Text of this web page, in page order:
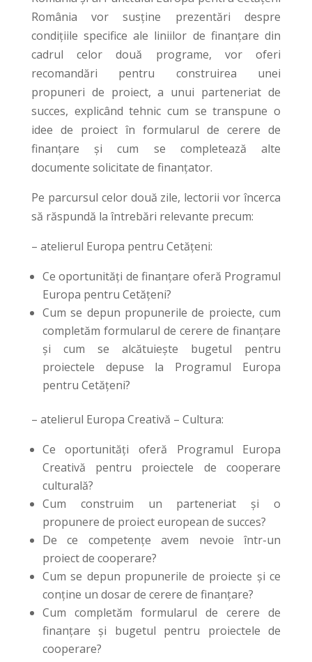
România vor susține prezentări despre
condițiile specifice ale liniilor de finanțare din
cadrul celor două programe, vor oferi
recomandări pentru construirea unei
propuneri de proiect, a unui parteneriat de
succes, explicând tehnic cum se transpune o
idee de proiect în formularul de cerere de
finanțare și cum se completează alte
documente solicitate de finanțator.
Pe parcursul celor două zile, lectorii vor încerca
să răspundă la întrebări relevante precum:
– atelierul Europa pentru Cetățeni:
Ce oportunități de finanțare oferă Programul
Europa pentru Cetățeni?
Cum se depun propunerile de proiecte, cum
completăm formularul de cerere de finanțare
și cum se alcătuiește bugetul pentru
proiectele depuse la Programul Europa
pentru Cetățeni?
– atelierul Europa Creativă – Cultura:
Ce oportunități oferă Programul Europa
Creativă pentru proiectele de cooperare
culturală?
Cum construim un parteneriat și o
propunere de proiect european de succes?
De ce competențe avem nevoie într-un
proiect de cooperare?
Cum se depun propunerile de proiecte și ce
conține un dosar de cerere de finanțare?
Cum completăm formularul de cerere de
finanțare și bugetul pentru proiectele de
cooperare?